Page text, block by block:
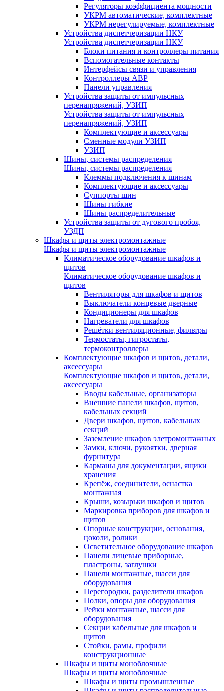
Регуляторы коэффициента мощности
УКРМ автоматические, комплектные
УКРМ нерегулируемые, комплектные
Устройства диспетчеризации НКУ
Устройства диспетчеризации НКУ
Блоки питания и контроллеры питания
Вспомогательные контакты
Интерфейсы связи и управления
Контроллеры АВР
Панели управления
Устройства защиты от импульсных
перенапряжений, УЗИП
Устройства защиты от импульсных
перенапряжений, УЗИП
Комплектующие и аксессуары
Сменные модули УЗИП
УЗИП
Шины, системы распределения
Шины, системы распределения
Клеммы подключения к шинам
Комплектующие и аксессуары
Суппорты шин
Шины гибкие
Шины распределительные
Устройства защиты от дугового пробоя,
УЗДП
Шкафы и щиты электромонтажные
Шкафы и щиты электромонтажные
Климатическое оборудование шкафов и
щитов
Климатическое оборудование шкафов и
щитов
Вентиляторы для шкафов и щитов
Выключатели концевые дверные
Кондиционеры для шкафов
Нагреватели для шкафов
Решётки вентиляционные, фильтры
Термостаты, гигростаты,
термоконтроллеры
Комплектующие шкафов и щитов, детали,
аксессуары
Комплектующие шкафов и щитов, детали,
аксессуары
Вводы кабельные, организаторы
Внешние панели шкафов, щитов,
кабельных секций
Двери шкафов, щитов, кабельных
секций
Заземление шкафов элетромонтажных
Замки, ключи, рукоятки, дверная
фурнитура
Карманы для документации, ящики
хранения
Крепёж, соединители, оснастка
монтажная
Крыши, козырьки шкафов и щитов
Маркировка приборов для шкафов и
щитов
Опорные конструкции, основания,
цоколи, ролики
Осветительное оборудование шкафов
Панели лицевые приборные,
пластроны, заглушки
Панели монтажные, шасси для
оборудования
Перегородки, разделители шкафов
Полки, опоры для оборудования
Рейки монтажные, шасси для
оборудования
Секции кабельные для шкафов и
щитов
Стойки, рамы, профили
конструкционные
Шкафы и щиты моноблочные
Шкафы и щиты моноблочные
Шкафы и щиты промышленные